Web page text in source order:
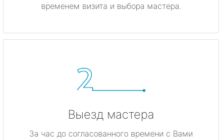
временем визита и выбора мастера.
Выезд мастера
За час до согласованного времени с Вами